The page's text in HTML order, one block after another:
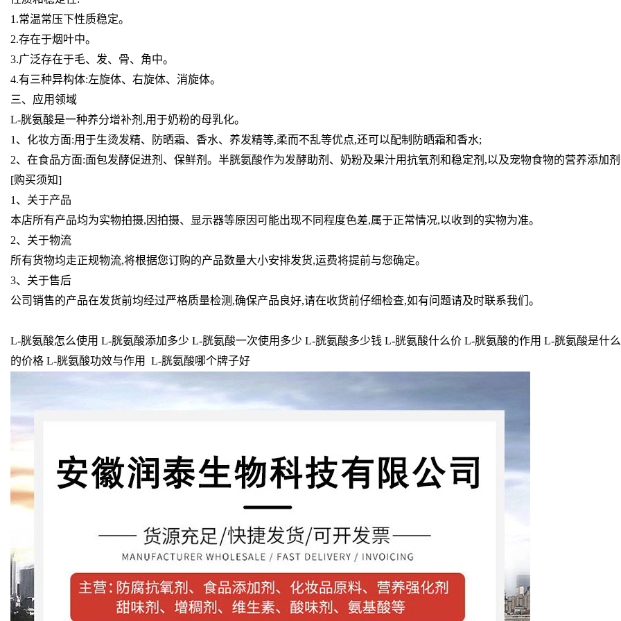
1.常温常压下性质稳定。
2.存在于烟叶中。
3.广泛存在于毛、发、骨、角中。
4.有三种异构体:左旋体、右旋体、消旋体。
三、应用领域
L-胱氨酸是一种养分增补剂,用于奶粉的母乳化。
1、化妆方面:用于生烫发精、防晒霜、香水、养发精等,柔而不乱等优点,还可以配制防晒霜和香水;
2、在食品方面:面包发酵促进剂、保鲜剂。半胱氨酸作为发酵助剂、奶粉及果汁用抗氧剂和稳定剂,以及宠物食物的营养添加
[购买须知]
1、关于产品
本店所有产品均为实物拍摄,因拍摄、显示器等原因可能出现不同程度色差,属于正常情况,以收到的实物为准。
2、关于物流
所有货物均走正规物流,将根据您订购的产品数量大小安排发货,运费将提前与您确定。
3、关于售后
公司销售的产品在发货前均经过严格质量检测,确保产品良好,请在收货前仔细检查,如有问题请及时联系我们。
L-胱氨酸怎么使用 L-胱氨酸添加多少 L-胱氨酸一次使用多少 L-胱氨酸多少钱 L-胱氨酸什么价 L-胱氨酸的作用 L-胱氨酸是什
的价格 L-胱氨酸功效与作用 L-胱氨酸哪个牌子好